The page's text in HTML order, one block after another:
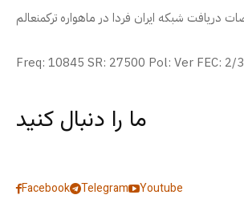
Freq: 10845 SR: 27500 Pol: Ver FEC: 2/3
ما را دنبال کنید
Facebook Telegram
Youtube